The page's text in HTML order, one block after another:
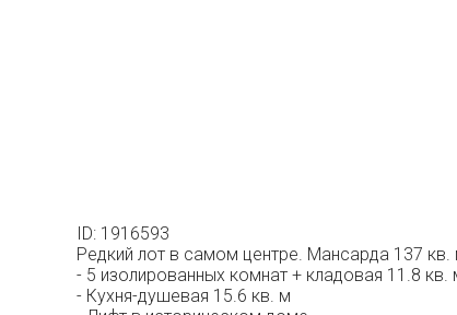
ID: 1916593
Редкий лот в самом центре. Мансарда 137 кв.
- 5 изолированных комнат + кладовая 11.8
- Кухня-душевая 15.6 кв. м